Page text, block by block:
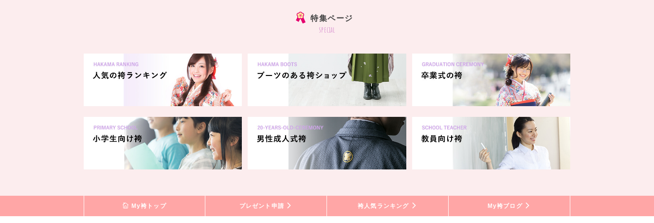
特集ページ
special
My袴トップ プレゼント申請 袴人気ランキング My袴ブログ